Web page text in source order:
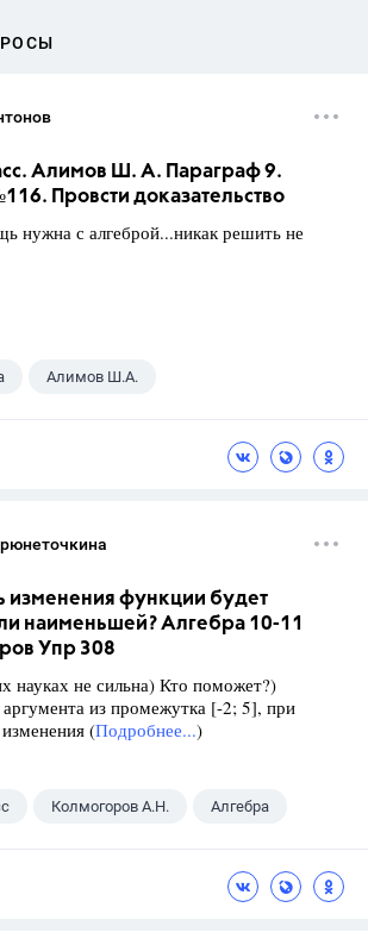
Алимов Ш. А. Параграф 9.
Провсти доказательство
нужна с алгеброй...никак решить не
Алимов Ш.А.
изменения функции будет
наименьшей? Алгебра 10-11
Упр 308
науках не сильна) Кто поможет?)
из промежутка [-2; 5], при
(Подробнее...)
Колмогоров А.Н. Алгебра